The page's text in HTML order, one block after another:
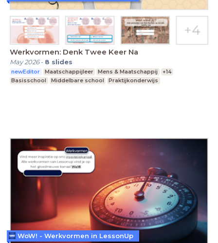
Werkvormen: Denk Twee Keer Na
May 2026- 8 slides
newEditor Maatschappijleer Mens & Maatschappij
+14
Basisschool
Middelbare school Praktijkonderwijs
WoW! - Werkvormen in LessonUp